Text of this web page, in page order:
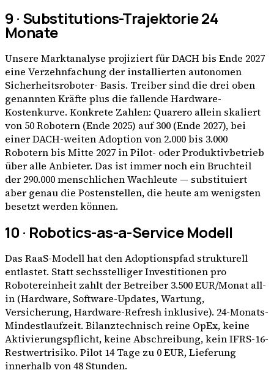
9 · Substitutions-Trajektorie 24
Monate
Unsere Marktanalyse projiziert für DACH bis Ende 2027
eine Verzehnfachung der installierten autonomen
Sicherheitsroboter- Basis. Treiber sind die drei oben
genannten Kräfte plus die fallende Hardware-
Kostenkurve. Konkrete Zahlen: Quarero allein skaliert
von 50 Robotern (Ende 2025) auf 300 (Ende 2027), bei
einer DACH-weiten Adoption von 2.000 bis 3.000
Robotern bis Mitte 2027 in Pilot- oder Produktivbetrieb
über alle Anbieter. Das ist immer noch ein Bruchteil
der 290.000 menschlichen Wachleute — substituiert
aber genau die Postenstellen, die heute am wenigsten
besetzt werden können.
10 · Robotics-as-a-Service Modell
Das RaaS-Modell hat den Adoptionspfad strukturell
entlastet. Statt sechsstelliger Investitionen pro
Robotereinheit zahlt der Betreiber 3.500 EUR/Monat all-
in (Hardware, Software-Updates, Wartung,
Versicherung, Hardware-Refresh inklusive). 24-Monats-
Mindestlaufzeit. Bilanztechnisch reine OpEx, keine
Aktivierungspflicht, keine Abschreibung, kein IFRS-16-
Restwertrisiko. Pilot 14 Tage zu 0 EUR, Lieferung
innerhalb von 48 Stunden.